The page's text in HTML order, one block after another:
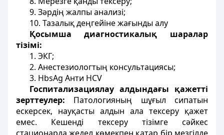
9. Зәрдің жалпы анализі;
10. Тазалық деңгейіне жағынды алу
Қосымша диагностикалық шаралар
тізімі:
1. ЭКГ;
2. Анестезиологтың консультациясы;
3. HbsAg Анти HCV
Госпитализациялау алдындағы қажетті
зерттеулер: Патологияның шұғыл сипатын
ескерсек, науқасты алдын ала тексеру қажет
емес. Кешенді тексеру тізімге сәйкес